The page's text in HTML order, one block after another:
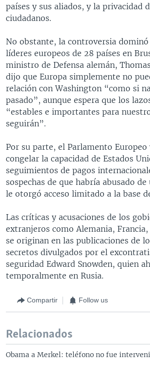
países y sus aliados, y la privacidad
ciudadanos.
No obstante, la controversia
líderes europeos de 28 países en
ministro de Defensa alemán,
dijo que Europa simplemente no
relación con Washington “como si
pasado”, aunque espera que los
“estables e importantes para
seguirán”.
Por su parte, el Parlamento
congelar la capacidad de Estados
seguimientos de pagos
sospechas de que habría abusado
le otorgó acceso limitado a la base
Las críticas y acusaciones de los
extranjeros como Alemania,
se originan en las publicaciones de
secretos divulgados por el
seguridad Edward Snowden, quien
temporalmente en Rusia.
Compartir Follow us
Relacionados
Obama a Merkel: teléfono no fue